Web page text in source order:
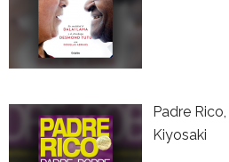
Padre
Kiyosaki